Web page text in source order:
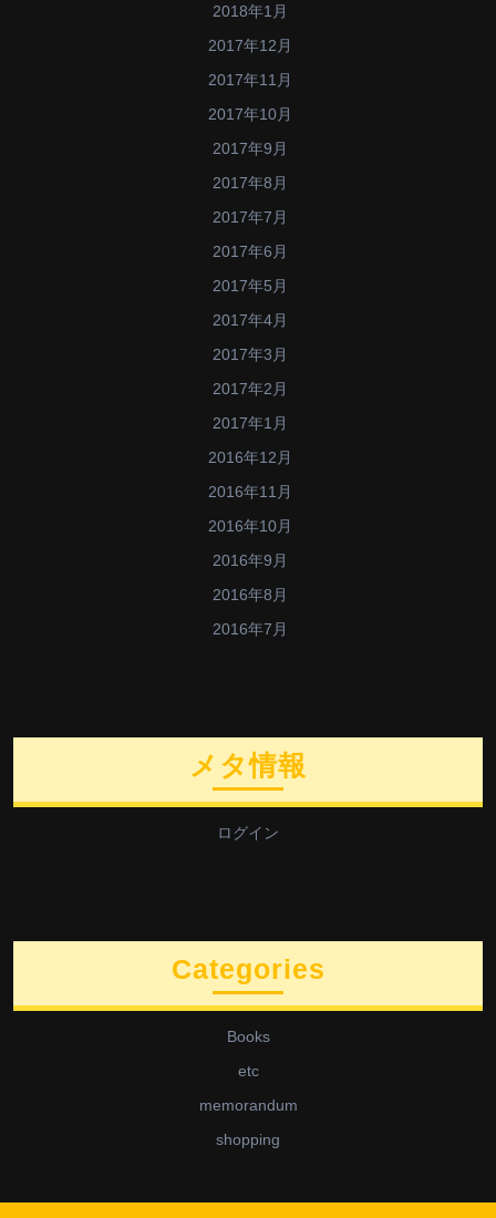
2018年1月
2017年12月
2017年11月
2017年10月
2017年9月
2017年8月
2017年7月
2017年6月
2017年5月
2017年4月
2017年3月
2017年2月
2017年1月
2016年12月
2016年11月
2016年10月
2016年9月
2016年8月
2016年7月
メタ情報
ログイン
Categories
Books
etc
memorandum
shopping